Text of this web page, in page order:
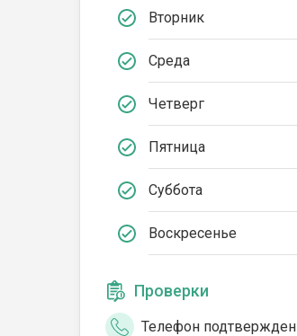
Вторник
Среда
Четверг
Пятница
Суббота
Воскресенье
Проверки
Телефон подтвержден